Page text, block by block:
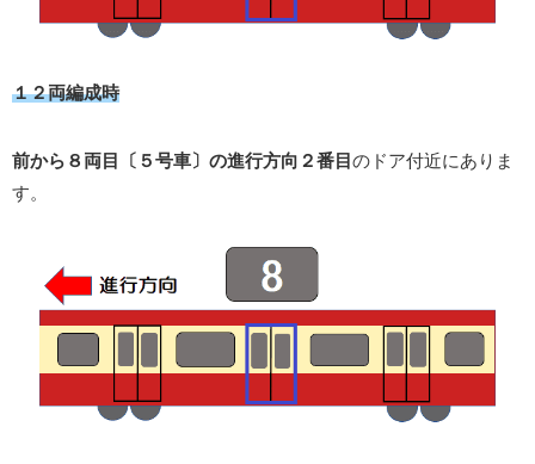
１２両編成時
前から８両目〔５号車〕の進行方向２番目 のドア付近にありま
す。